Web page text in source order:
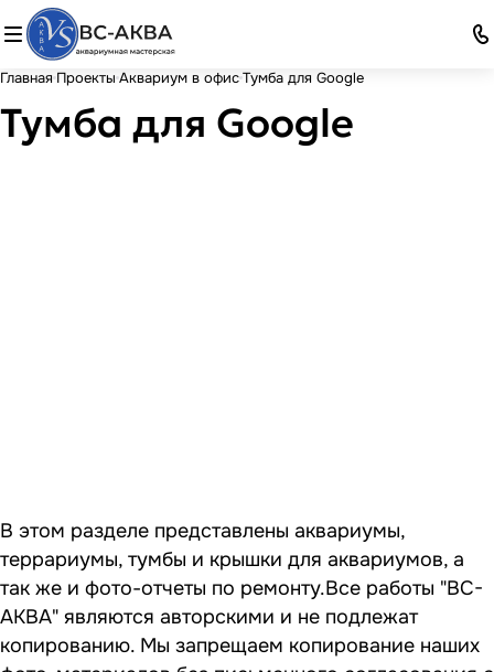
Главная Проекты Аквариум в офисТумба для Google
Тумба для Google
В этом разделе представлены аквариумы,
террариумы, тумбы и крышки для аквариумов, а
так же и фото-отчеты по ремонту.Все работы "ВС-
АКВА" являются авторскими и не подлежат
копированию. Мы запрещаем копирование наших